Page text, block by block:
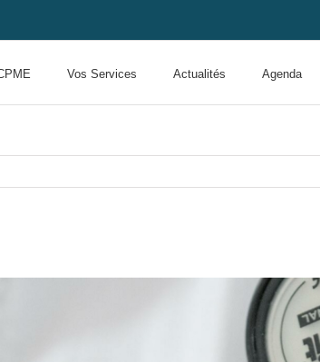
Vos Services Actualités Agenda